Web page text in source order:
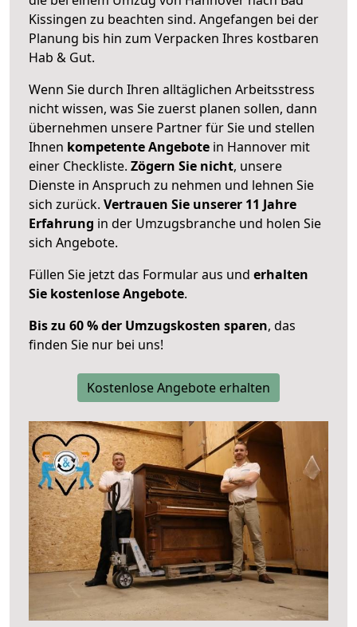
Kissingen zu beachten sind. Angefangen bei der
Planung bis hin zum Verpacken Ihres kostbaren
Hab & Gut.
Wenn Sie durch Ihren alltäglichen Arbeitsstress
nicht wissen, was Sie zuerst planen sollen, dann
übernehmen unsere Partner für Sie und stellen
Ihnen kompetente Angebote in Hannover mit
einer Checkliste. Zögern Sie nicht, unsere
Dienste in Anspruch zu nehmen und lehnen Sie
sich zurück. Vertrauen Sie unserer 11 Jahre
Erfahrung in der Umzugsbranche und holen Sie
sich Angebote.
Füllen Sie jetzt das Formular aus und erhalten
Sie kostenlose Angebote.
Bis zu 60 % der Umzugskosten sparen, das
finden Sie nur bei uns!
Kostenlose Angebote erhalten